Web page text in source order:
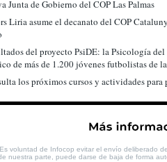
Junta de Gobierno del COP Las Palmas
Liria asume el decanato del COP
del proyecto PsiDE: la Psicología
de más de 1.200 jóvenes futbolistas de
los próximos cursos y actividades para
Es voluntad de Infocop evitar el envío deliberado
nuestra parte, puede darse de baja de forma